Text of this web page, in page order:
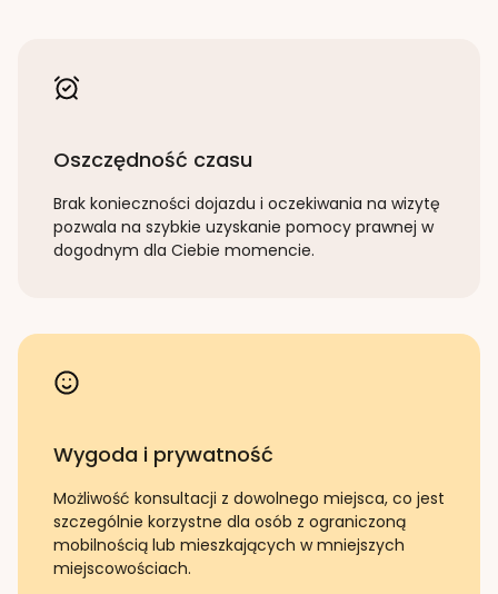
Oszczędność czasu
Brak konieczności dojazdu i oczekiwania na wizytę
pozwala na szybkie uzyskanie pomocy prawnej w
dogodnym dla Ciebie momencie.
Wygoda i prywatność
Możliwość konsultacji z dowolnego miejsca, co jest
szczególnie korzystne dla osób z ograniczoną
mobilnością lub mieszkających w mniejszych
miejscowościach.